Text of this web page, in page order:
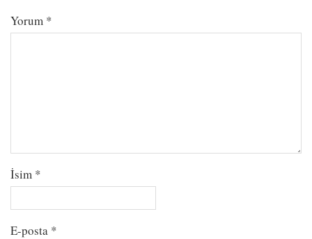
Yorum *
İsim *
E-posta *